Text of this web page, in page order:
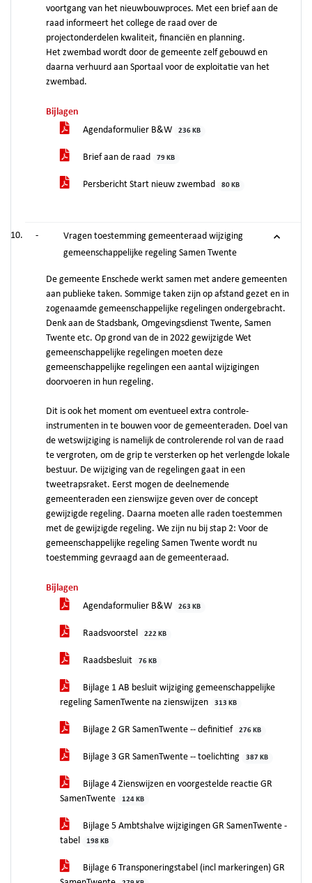
voortgang van het nieuwbouwproces. Met een brief aan de
raad informeert het college de raad over de
projectonderdelen kwaliteit, financiën en planning.
Het zwembad wordt door de gemeente zelf gebouwd en
daarna verhuurd aan Sportaal voor de exploitatie van het
zwembad.
Bijlagen
Agendaformulier B&W
236 KB
Brief aan de raad 79 KB
Persbericht Start nieuw zwembad 80 KB
-
Vragen toestemming gemeenteraad wijziging
gemeenschappelijke regeling Samen Twente
De gemeente Enschede werkt samen met andere gemeenten
aan publieke taken. Sommige taken zijn op afstand gezet en in
zogenaamde gemeenschappelijke regelingen ondergebracht.
Denk aan de Stadsbank, Omgevingsdienst Twente, Samen
Twente etc. Op grond van de in 2022 gewijzigde Wet
gemeenschappelijke regelingen moeten deze
gemeenschappelijke regelingen een aantal wijzigingen
doorvoeren in hun regeling.
Dit is ook het moment om eventueel extra controle-
instrumenten in te bouwen voor de gemeenteraden. Doel van
de wetswijziging is namelijk de controlerende rol van de raad
te vergroten, om de grip te versterken op het verlengde lokale
bestuur. De wijziging van de regelingen gaat in een
tweetrapsraket. Eerst mogen de deelnemende
gemeenteraden een zienswijze geven over de concept
gewijzigde regeling. Daarna moeten alle raden toestemmen
met de gewijzigde regeling. We zijn nu bij stap 2: Voor de
gemeenschappelijke regeling Samen Twente wordt nu
toestemming gevraagd aan de gemeenteraad.
Bijlagen
Agendaformulier B&W
263 KB
Raadsvoorstel 222 KB
Raadsbesluit 76 KB
Bijlage 1 AB besluit wijziging gemeenschappelijke
regeling SamenTwente na zienswijzen
313 KB
Bijlage 2 GR SamenTwente -- definitief 276 KB
Bijlage 3 GR SamenTwente -- toelichting 387 KB
Bijlage 4 Zienswijzen en voorgestelde reactie GR
SamenTwente
124 KB
Bijlage 5 Ambtshalve wijzigingen GR SamenTwente -
tabel
198 KB
Bijlage 6 Transponeringstabel (incl markeringen) GR